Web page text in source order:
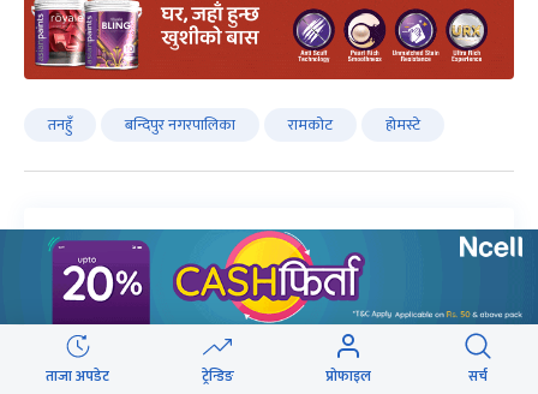
तनहुँ बन्दिपुर नगरपालिका रामकोट होमस्टे
लेखक
ताजा अपडेट ट्रेन्डिङ प्रोफाइल सर्च